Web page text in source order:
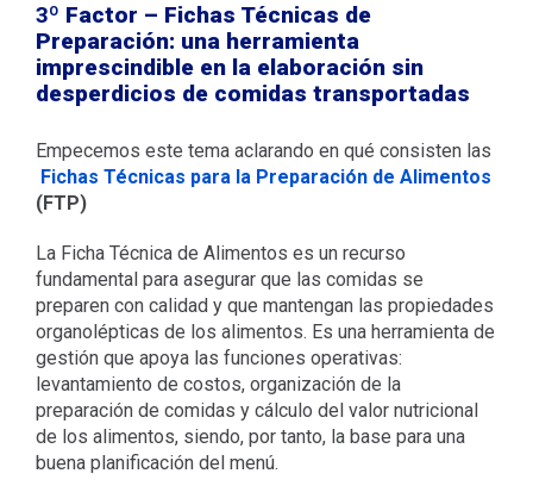
3º Factor – Fichas Técnicas de
Preparación: una herramienta
imprescindible en la elaboración sin
desperdicios de comidas transportadas
Empecemos este tema aclarando en qué consisten las
Fichas Técnicas para la Preparación de Alimentos
(FTP)
La Ficha Técnica de Alimentos es un recurso
fundamental para asegurar que las comidas se
preparen con calidad y que mantengan las propiedades
organolépticas de los alimentos. Es una herramienta de
gestión que apoya las funciones operativas:
levantamiento de costos, organización de la
preparación de comidas y cálculo del valor nutricional
de los alimentos, siendo, por tanto, la base para una
buena planificación del menú.